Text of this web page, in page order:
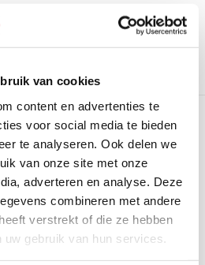
van cookies
content en advertenties te
voor social media te bieden
te analyseren. Ook delen we
van onze site met onze
adverteren en analyse. Deze
combineren met andere
verstrekt of die ze hebben
gebruik van hun services.
(66kW/90PK) (Van 2007